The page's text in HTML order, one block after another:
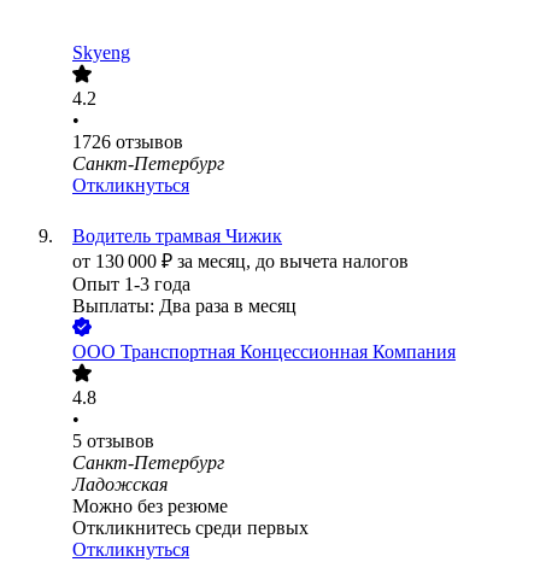
Skyeng
4.2
•
1726 отзывов
Санкт-Петербург
Откликнуться
Водитель трамвая Чижик
от 130 000 ₽ за месяц, до вычета налогов
Опыт 1-3 года
Выплаты: Два раза в месяц
ООО Транспортная Концессионная Компания
4.8
•
5 отзывов
Санкт-Петербург
Ладожская
Можно без резюме
Откликнитесь среди первых
Откликнуться